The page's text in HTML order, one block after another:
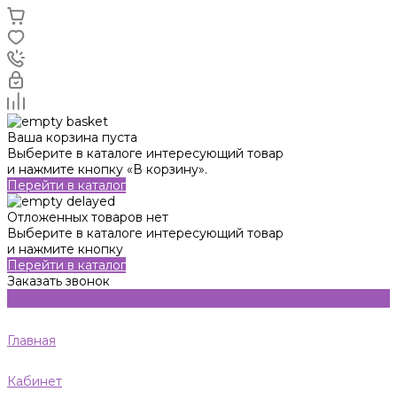
Ваша корзина пуста
Выберите в каталоге интересующий товар
и нажмите кнопку «В корзину».
Перейти в каталог
Отложенных товаров нет
Выберите в каталоге интересующий товар
и нажмите кнопку
Перейти в каталог
Заказать звонок
Главная
Кабинет